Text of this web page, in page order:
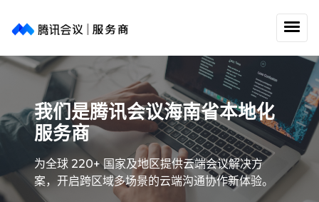
我们是腾讯会议海南省本地化
服务商
为全球 220+ 国家及地区提供云端会议解决方
案，开启跨区域多场景的云端沟通协作新体验。